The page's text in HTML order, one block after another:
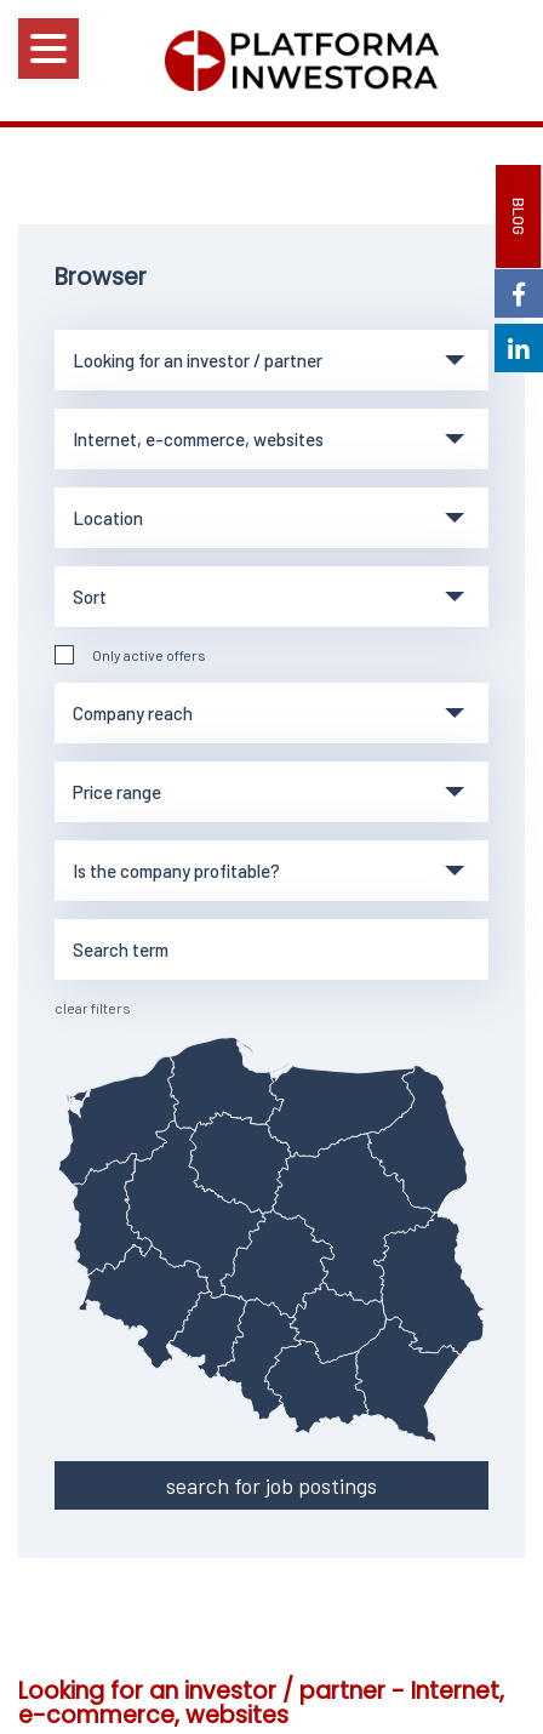
BLOG
Browser
Only active offers
clear filters
search for job postings
Looking for an investor / partner - Internet,
e-commerce, websites